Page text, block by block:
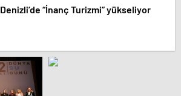
Denizli’de “İnanç Turizmi” yükseliyor